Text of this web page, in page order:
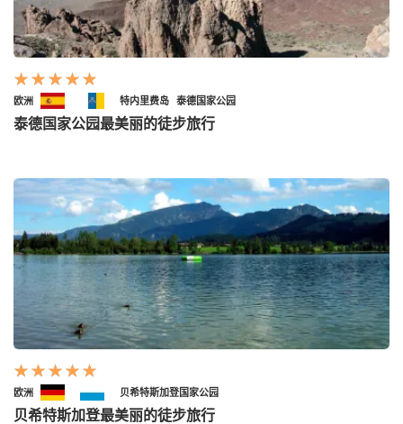
欧洲 特内里费岛 泰德国家公园
泰德国家公园最美丽的徒步旅行
欧洲 贝希特斯加登国家公园
贝希特斯加登最美丽的徒步旅行